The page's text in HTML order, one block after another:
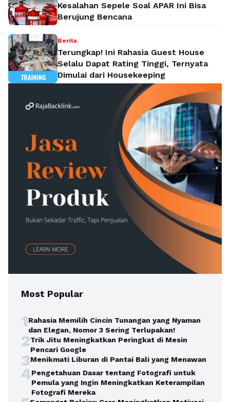
Kesalahan Sepele Soal APAR Ini Bisa
Berujung Bencana
Berita
Terungkap! Ini Rahasia Guest House
Selalu Dapat Rating Tinggi, Ternyata
Dimulai dari Housekeeping
Most Popular
1Rahasia Memilih Cincin Tunangan yang Nyaman
dan Elegan, Nomor 3 Sering Terlupakan!
2Trik Jitu Meningkatkan Peringkat di Mesin
Pencari Google
3Menikmati Liburan di Pantai Bali yang Menawan
4Pengetahuan Dasar tentang Fotografi untuk
Pemula yang Ingin Meningkatkan Keterampilan
Fotografi Mereka